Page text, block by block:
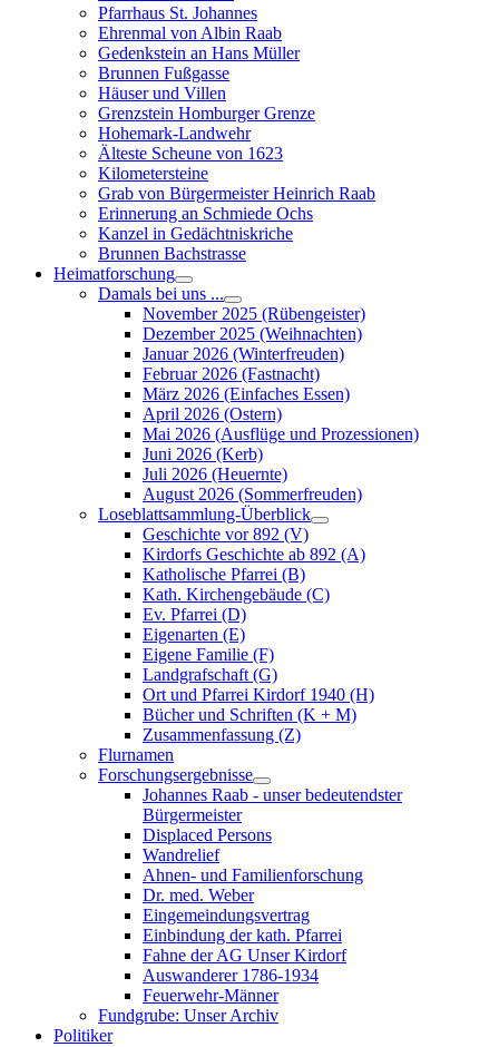
Pfarrhaus St. Johannes
Ehrenmal von Albin Raab
Gedenkstein an Hans Müller
Brunnen Fußgasse
Häuser und Villen
Grenzstein Homburger Grenze
Hohemark-Landwehr
Älteste Scheune von 1623
Kilometersteine
Grab von Bürgermeister Heinrich Raab
Erinnerung an Schmiede Ochs
Kanzel in Gedächtniskriche
Brunnen Bachstrasse
Heimatforschung
Damals bei uns ...
November 2025 (Rübengeister)
Dezember 2025 (Weihnachten)
Januar 2026 (Winterfreuden)
Februar 2026 (Fastnacht)
März 2026 (Einfaches Essen)
April 2026 (Ostern)
Mai 2026 (Ausflüge und Prozessionen)
Juni 2026 (Kerb)
Juli 2026 (Heuernte)
August 2026 (Sommerfreuden)
Loseblattsammlung-Überblick
Geschichte vor 892 (V)
Kirdorfs Geschichte ab 892 (A)
Katholische Pfarrei (B)
Kath. Kirchengebäude (C)
Ev. Pfarrei (D)
Eigenarten (E)
Eigene Familie (F)
Landgrafschaft (G)
Ort und Pfarrei Kirdorf 1940 (H)
Bücher und Schriften (K + M)
Zusammenfassung (Z)
Flurnamen
Forschungsergebnisse
Johannes Raab - unser bedeutendster
Bürgermeister
Displaced Persons
Wandrelief
Ahnen- und Familienforschung
Dr. med. Weber
Eingemeindungsvertrag
Einbindung der kath. Pfarrei
Fahne der AG Unser Kirdorf
Auswanderer 1786-1934
Feuerwehr-Männer
Fundgrube: Unser Archiv
Politiker